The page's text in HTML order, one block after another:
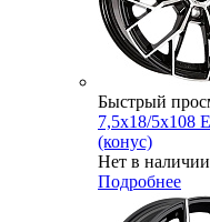
Быстрый
7,5x18/5x108
(конус)
Нет в наличии
Подробнее